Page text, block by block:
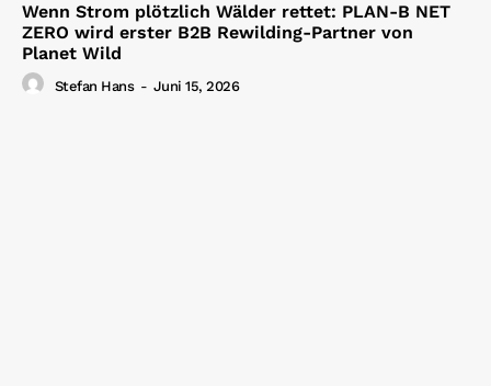
Wenn Strom plötzlich Wälder rettet: PLAN-B NET
ZERO wird erster B2B Rewilding-Partner von
Planet Wild
Stefan Hans - Juni 15, 2026